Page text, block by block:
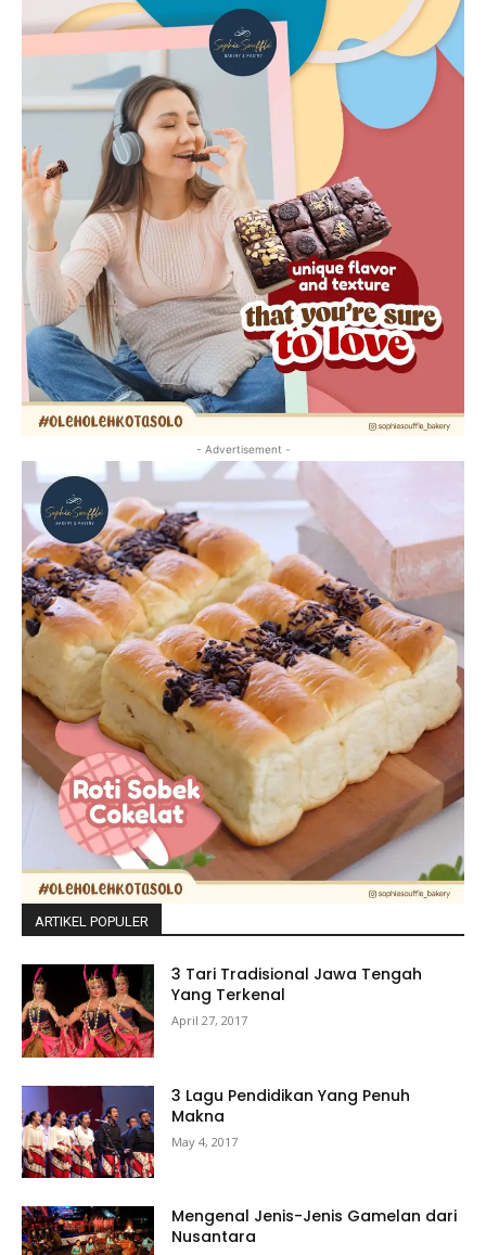
- Advertisement -
ARTIKEL POPULER
3 Tari Tradisional Jawa Tengah
Yang Terkenal
April 27, 2017
3 Lagu Pendidikan Yang Penuh
Makna
May 4, 2017
Mengenal Jenis-Jenis Gamelan dari
Nusantara